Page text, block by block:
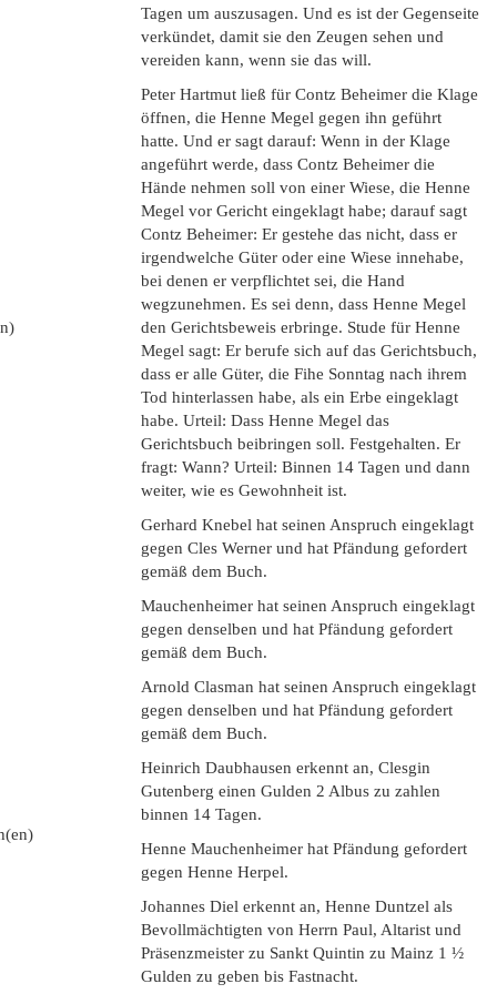
Tagen um auszusagen. Und es ist der Gegenseite
verkündet, damit sie den Zeugen sehen und
vereiden kann, wenn sie das will.
Peter Hartmut ließ für Contz Beheimer die Klage
öffnen, die Henne Megel gegen ihn geführt
hatte. Und er sagt darauf: Wenn in der Klage
angeführt werde, dass Contz Beheimer die
Hände nehmen soll von einer Wiese, die Henne
Megel vor Gericht eingeklagt habe; darauf sagt
Contz Beheimer: Er gestehe das nicht, dass er
irgendwelche Güter oder eine Wiese innehabe,
bei denen er verpflichtet sei, die Hand
wegzunehmen. Es sei denn, dass Henne Megel
den Gerichtsbeweis erbringe. Stude für Henne
Megel sagt: Er berufe sich auf das Gerichtsbuch,
dass er alle Güter, die Fihe Sonntag nach ihrem
Tod hinterlassen habe, als ein Erbe eingeklagt
habe. Urteil: Dass Henne Megel das
Gerichtsbuch beibringen soll. Festgehalten. Er
fragt: Wann? Urteil: Binnen 14 Tagen und dann
weiter, wie es Gewohnheit ist.
Gerhard Knebel hat seinen Anspruch eingeklagt
gegen Cles Werner und hat Pfändung gefordert
gemäß dem Buch.
Mauchenheimer hat seinen Anspruch eingeklagt
gegen denselben und hat Pfändung gefordert
gemäß dem Buch.
Arnold Clasman hat seinen Anspruch eingeklagt
gegen denselben und hat Pfändung gefordert
gemäß dem Buch.
Heinrich Daubhausen erkennt an, Clesgin
Gutenberg einen Gulden 2 Albus zu zahlen
binnen 14 Tagen.
Henne Mauchenheimer hat Pfändung gefordert
gegen Henne Herpel.
Johannes Diel erkennt an, Henne Duntzel als
Bevollmächtigten von Herrn Paul, Altarist und
Präsenzmeister zu Sankt Quintin zu Mainz 1 ½
Gulden zu geben bis Fastnacht.